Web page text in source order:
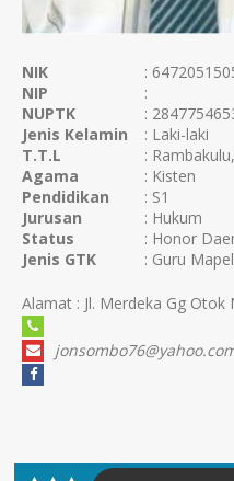
NIK
:
NIP
:
NUPTK
:
Jenis Kelamin
: Laki-laki
T.T.L
:
Agama
: Kisten
Pendidikan
: S1
Jurusan
: Hukum
Status
: Honor
Jenis GTK
: Guru Mapel
Alamat : Jl. Merdeka Gg Otok